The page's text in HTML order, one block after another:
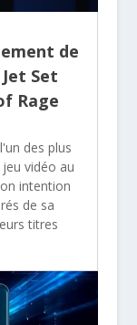
de
Set
Rage
des plus
vidéo au
intention
de sa
titres